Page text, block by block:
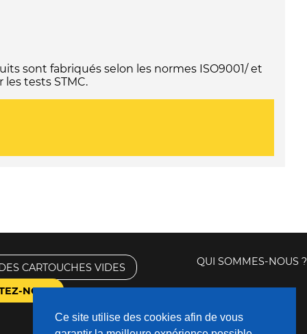
sont fabriqués selon les normes ISO9001/ et
tests STMC.
CARTOUCHES VIDES
NOUS
QUI SOMMES-NOUS ?
Ce site utilise des cookies afin de vous